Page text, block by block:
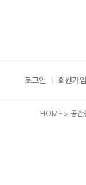
로그인 회원가입
HOME > 공간